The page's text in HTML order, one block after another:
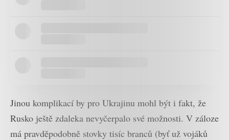
Jinou komplikací by pro Ukrajinu mohl být i fakt, že
Rusko ještě zdaleka nevyčerpalo své možnosti. V záloze
má pravděpodobně stovky tisíc branců (byť už vojáků